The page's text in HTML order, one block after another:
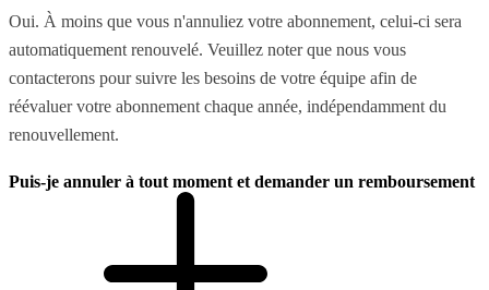
Oui. À moins que vous n'annuliez votre abonnement, celui-ci sera
automatiquement renouvelé. Veuillez noter que nous vous
contacterons pour suivre les besoins de votre équipe afin de
réévaluer votre abonnement chaque année, indépendamment du
renouvellement.
Puis-je annuler à tout moment et demander un remboursement